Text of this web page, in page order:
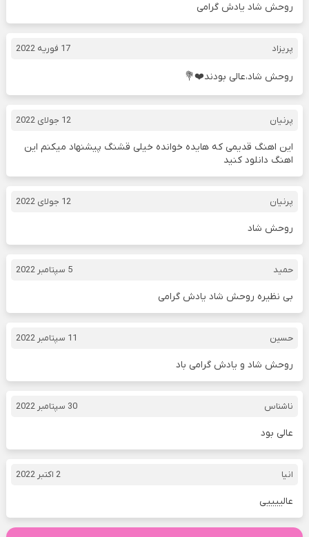
روحش شاد یادش گرامی
پریزاد 17 فوریه 2022
روحش شاد،عالی بودند❤️💐
پرنیان 12 جولای 2022
این اهنگ قدیمی که هایده خوانده خیلی قشنگ پیشنهاد میکنم این
اهنگ دانلود کنید
پرنیان 12 جولای 2022
روحش شاد
حمید 5 سپتامبر 2022
بی نظیره روحش شاد یادش گرامی
حسین 11 سپتامبر 2022
روحش شاد و یادش گرامی باد
ناشناس 30 سپتامبر 2022
عالی بود
انیا 2 اکتبر 2022
عالییییی